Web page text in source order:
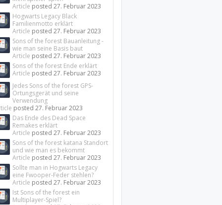
Article posted27. Februar 2023
Hogwarts Legacy Black
Familienmotto erklärt
Article posted27. Februar 2023
Sons of the forest Bauanleitung -
wie man seine Basis baut
Article posted27. Februar 2023
Sons of the forest Ende erklärt
Article posted27. Februar 2023
Jedes Sons of the forest GPS-
Ortungsgerät und seine
Verwendung
posted27. Februar 2023
Das Ende des Dead Space
Remakes erklärt
Article posted27. Februar 2023
Sons of the forest katana Standort
und wie man es bekommt
Article posted27. Februar 2023
Sollte man in Hogwarts Legacy
eine Fwooper-Feder stehlen?
Article posted27. Februar 2023
Ist Sons of the forest ein
Multiplayer-Spiel?